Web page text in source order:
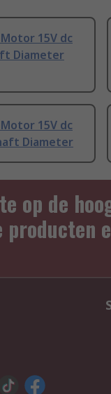
Motor 15V dc
Diameter
Motor 15V dc
Diameter
op de
producten